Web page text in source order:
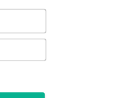
Name*
Email*